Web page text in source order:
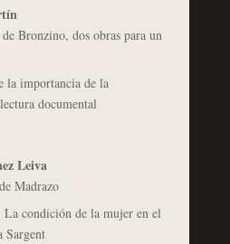
Bronzino, dos obras para un
la importancia de la
documental
Leiva
Madrazo
La condición de la mujer en el
Sargent